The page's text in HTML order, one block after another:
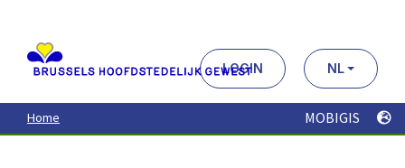
contenu
principal
LOGIN NL
Home MOBIGIS